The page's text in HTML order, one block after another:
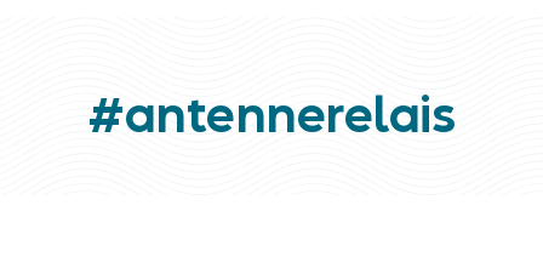
#antennerelais